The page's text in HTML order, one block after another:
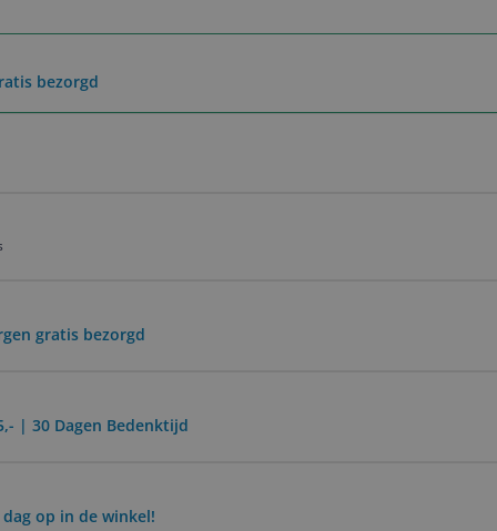
bezorgd
gratis bezorgd
| 30 Dagen Bedenktijd
op in de winkel!